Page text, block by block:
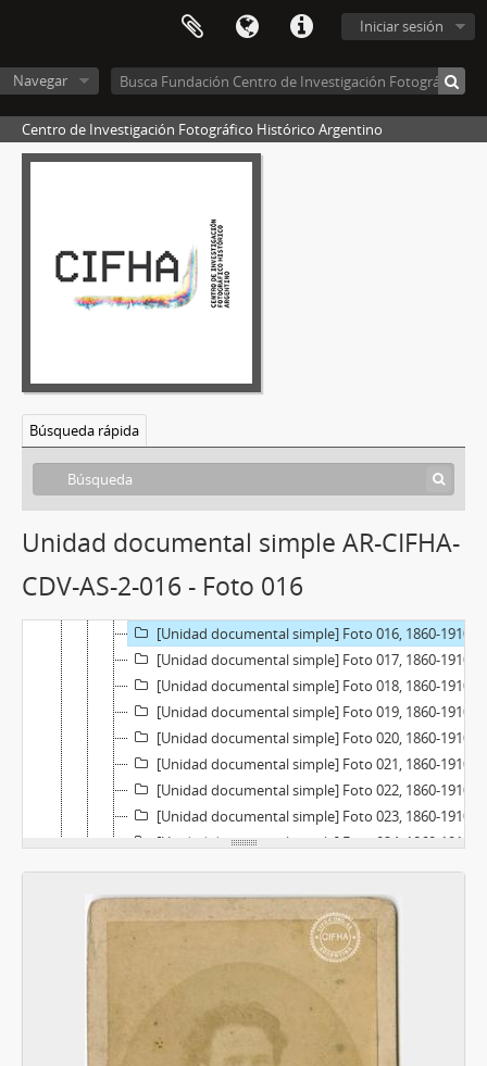
Iniciar sesión
Navegar
Centro de Investigación Fotográfico Histórico Argentino
Búsqueda rápida
Unidad documental simple AR-CIFHA-
CDV-AS-2-016 - Foto 016
[Colección] Carte de Visite y Portrait Cabinet, 1855-1930
[Serie] Alfredo Srur, 1855-1930
[Subserie] Subserie 2, 1860-1910
[Unidad documental simple] Foto 001, 1860-1910
[Unidad documental simple] Foto 002, 1860-1910
[Unidad documental simple] Foto 003, 1860-1910
[Unidad documental simple] Foto 007, 1860-1910
[Unidad documental simple] Foto 009, 1860-1910
[Unidad documental simple] Foto 010, 1860-1910
[Unidad documental simple] Foto 012, 1860-1910
[Unidad documental simple] Foto 013, 1860-1910
[Unidad documental simple] Foto 014, 1860-1910
[Unidad documental simple] Foto 016, 1860-1910
[Unidad documental simple] Foto 017, 1860-1910
[Unidad documental simple] Foto 018, 1860-1910
[Unidad documental simple] Foto 019, 1860-1910
[Unidad documental simple] Foto 020, 1860-1910
[Unidad documental simple] Foto 021, 1860-1910
[Unidad documental simple] Foto 022, 1860-1910
[Unidad documental simple] Foto 023, 1860-1910
[Unidad documental simple] Foto 024, 1860-1910
[Unidad documental simple] Foto 025, 1860-1910
[Unidad documental simple] Foto 026, 1860-1910
[Unidad documental simple] Foto 027, 1860-1910
[Unidad documental simple] Foto 028, 1860-1910
[Unidad documental simple] Foto 029, 1860-1910
[Unidad documental simple] Foto 030, 1860-1910
[Unidad documental simple] Foto 031, 1860-1910
[Unidad documental simple] Foto 032, 1860-1910